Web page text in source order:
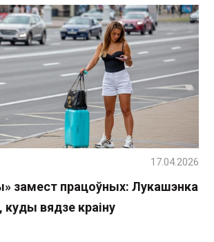
замест працоўных: Лукашэнка
вядзе краіну
17.04.2026